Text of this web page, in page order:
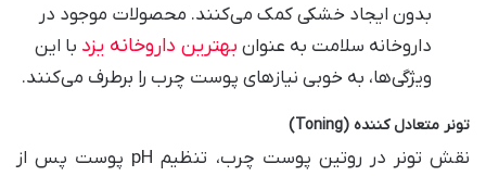
بدون ایجاد خشکی کمک می‌کنند. محصولات موجود در
داروخانه سلامت به عنوان بهترین داروخانه یزد با این
ویژگی‌ها، به خوبی نیازهای پوست چرب را برطرف می‌کنند.
تونر متعادل کننده (Toning)
نقش تونر در روتین پوست چرب، تنظیم pH پوست پس از